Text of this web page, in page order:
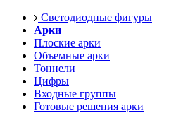
Светодиодные фигуры
Арки
Плоские арки
Объемные арки
Тоннели
Цифры
Входные группы
Готовые решения арки